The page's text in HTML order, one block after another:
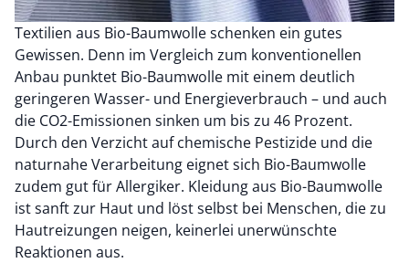
Textilien aus Bio-Baumwolle schenken ein gutes
Gewissen. Denn im Vergleich zum konventionellen
Anbau punktet Bio-Baumwolle mit einem deutlich
geringeren Wasser- und Energieverbrauch – und auch
die CO2-Emissionen sinken um bis zu 46 Prozent.
Durch den Verzicht auf chemische Pestizide und die
naturnahe Verarbeitung eignet sich Bio-Baumwolle
zudem gut für Allergiker. Kleidung aus Bio-Baumwolle
ist sanft zur Haut und löst selbst bei Menschen, die zu
Hautreizungen neigen, keinerlei unerwünschte
Reaktionen aus.